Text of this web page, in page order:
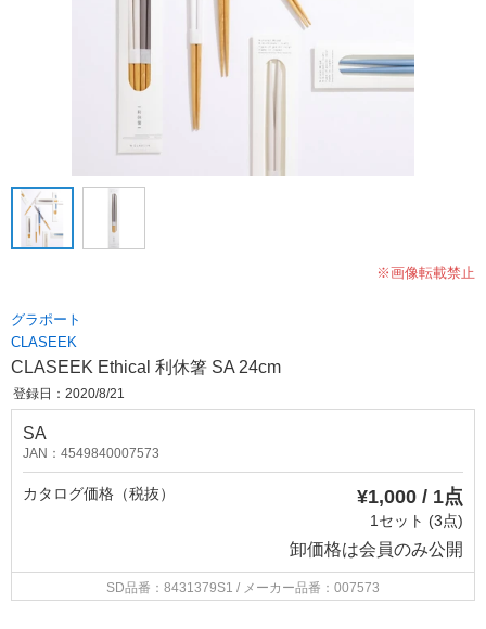
※画像転載禁止
グラポート
CLASEEK
CLASEEK Ethical 利休箸 SA 24cm
登録日：2020/8/21
SA
JAN：4549840007573
カタログ価格（税抜） ¥1,000 / 1点
1セット (3点)
卸価格は会員のみ公開
SD品番：8431379S1 / メーカー品番：007573